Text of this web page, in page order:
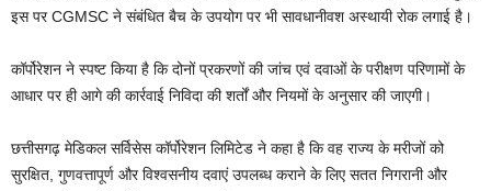
इस पर CGMSC ने संबंधित बैच के उपयोग पर भी सावधानीवश अस्थायी रोक लगाई है।
कॉर्पोरेशन ने स्पष्ट किया है कि दोनों प्रकरणों की जांच एवं दवाओं के परीक्षण परिणामों के
आधार पर ही आगे की कार्रवाई निविदा की शर्तों और नियमों के अनुसार की जाएगी।
छत्तीसगढ़ मेडिकल सर्विसेस कॉर्पोरेशन लिमिटेड ने कहा है कि वह राज्य के मरीजों को
सुरक्षित, गुणवत्तापूर्ण और विश्वसनीय दवाएं उपलब्ध कराने के लिए सतत निगरानी और